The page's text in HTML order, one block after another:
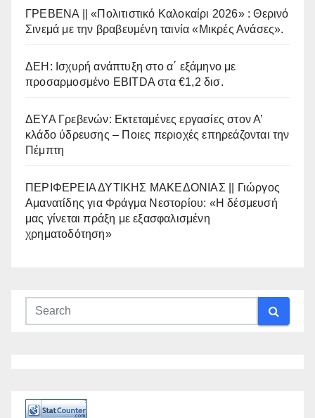
ΓΡΕΒΕΝΑ || «Πολιτιστικό Καλοκαίρι 2026» : Θερινό
Σινεμά με την βραβευμένη ταινία «Μικρές Ανάσες».
ΔΕΗ: Ισχυρή ανάπτυξη στο α΄ εξάμηνο με
προσαρμοσμένο EBITDA στα €1,2 δισ.
ΔΕΥΑ Γρεβενών: Εκτεταμένες εργασίες στον Α’
κλάδο ύδρευσης – Ποιες περιοχές επηρεάζονται την
Πέμπτη
ΠΕΡΙΦΕΡΕΙΑ ΔΥΤΙΚΗΣ ΜΑΚΕΔΟΝΙΑΣ || Γιώργος
Αμανατίδης για Φράγμα Νεστορίου: «Η δέσμευσή
μας γίνεται πράξη με εξασφαλισμένη
χρηματοδότηση»